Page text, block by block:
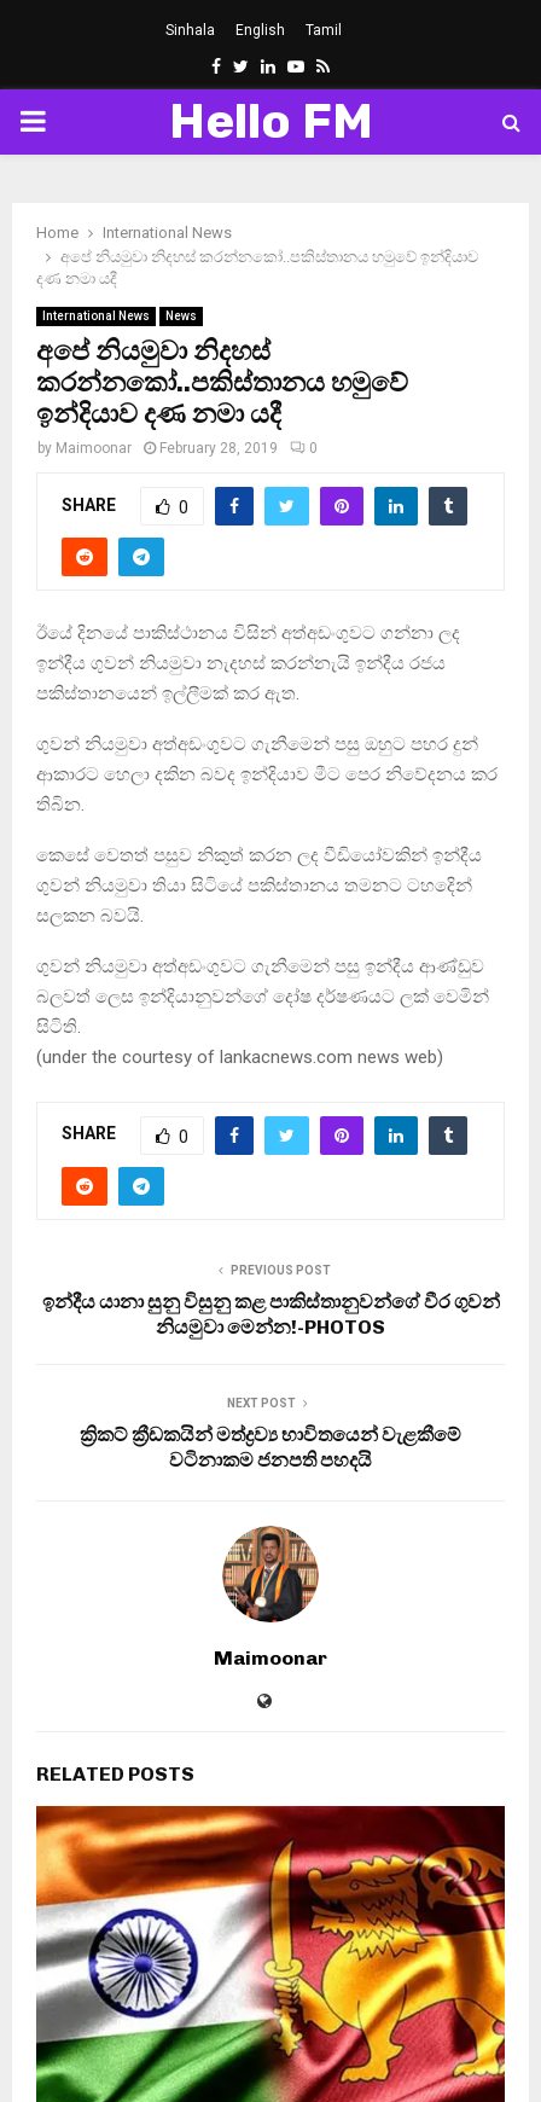
Sinhala English Tamil
Facebook
Twitter
LinkedinYoutube
Rss
PRIMARY
Hello FM
Home
International News
අපේ නියමුවා නිදහස් කරන්නකෝ..පකිස්තානය හමුවේ ඉන්දියාව
දණ නමා යදී
International News News
අපේ නියමුවා නිදහස්
කරන්නකෝ..පකිස්තානය හමුවේ
ඉන්දියාව දණ නමා යදී
by Maimoonar February 28, 2019 0
SHARE 0
ඊයේ දිනයේ පාකිස්ථානය විසින් අත්අඩංගුවට ගන්නා ලද
ඉන්දීය ගුවන් නියමුවා නැදහස් කරන්නැයි ඉන්දීය රජය
පකිස්තානයෙන් ඉල්ලීමක් කර ඇත.
ගුවන් නියමුවා අත්අඩංගුවට ගැනීමෙන් පසු ඔහුට පහර දුන්
ආකාරට හෙලා දකින බවද ඉන්දියාව මීට පෙර නිවේදනය කර
තිබින.
කෙසේ වෙතත් පසුව නිකුත් කරන ලද වීඩියෝවකින් ඉන්දීය
ගුවන් නියමුවා තියා සිටියේ පකිස්තානය තමනට ටහදෙින්
සලකන බවයි.
ගුවන් නියමුවා අත්අඩංගුවට ගැනීමෙන් පසු ඉන්දීය ආණ්ඩුව
බලවත් ලෙස ඉන්දියානුවන්ගේ දෝෂ දර්ෂණයට ලක් වෙමින්
සිටිති.
(under the courtesy of lankacnews.com news web)
SHARE 0
PREVIOUS POST
ඉන්දීය යානා සුනු විසුනු කළ පාකිස්තානුවන්ගේ වීර ගුවන්
නියමුවා මෙන්න!-PHOTOS
NEXT POST
ක්‍රිකට් ක්‍රීඩකයින් මත්ද්‍රව්‍ය භාවිතයෙන් වැළකීමේ
වටිනාකම ජනපති පහදයි
Maimoonar
RELATED POSTS